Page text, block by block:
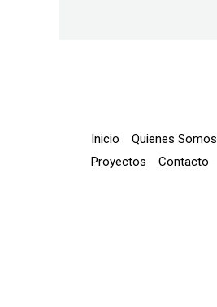
Inicio Quienes Somos
Proyectos
Contacto